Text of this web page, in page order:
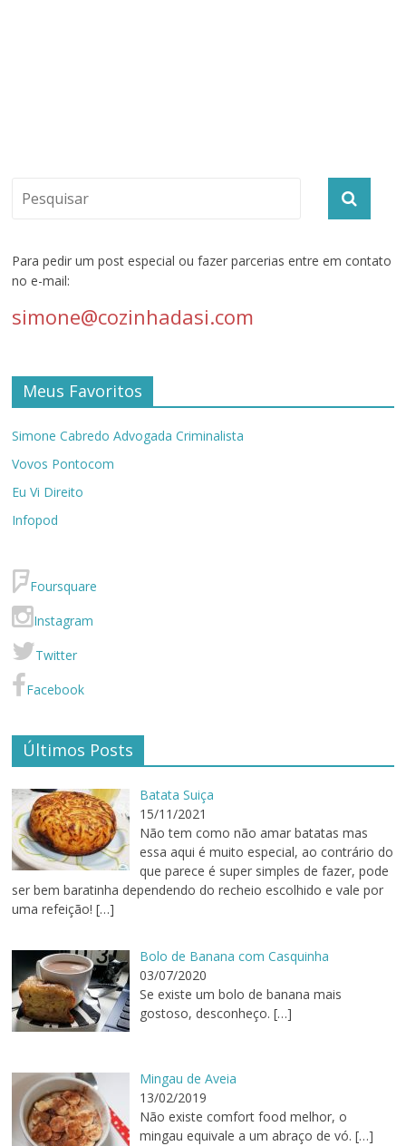
Para pedir um post especial ou fazer parcerias entre em contato
no e-mail:
simone@cozinhadasi.com
Meus Favoritos
Simone Cabredo Advogada Criminalista
Vovos Pontocom
Eu Vi Direito
Infopod
Foursquare
Instagram
Twitter
Facebook
Últimos Posts
Batata Suiça
15/11/2021
Não tem como não amar batatas mas
essa aqui é muito especial, ao contrário do
que parece é super simples de fazer, pode
ser bem baratinha dependendo do recheio escolhido e vale por
uma refeição! […]
Bolo de Banana com Casquinha
03/07/2020
Se existe um bolo de banana mais
gostoso, desconheço. […]
Mingau de Aveia
13/02/2019
Não existe comfort food melhor, o
mingau equivale a um abraço de vó. […]